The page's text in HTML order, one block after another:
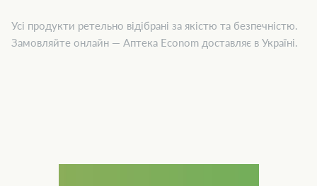
Усі продукти ретельно відібрані за якістю та безпечністю.
Замовляйте онлайн — Аптека Econom доставляє в Україні.